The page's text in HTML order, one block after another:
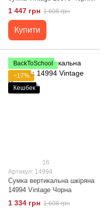
1 447 грн 1 608 грн
Купити
BackToSchool
−17%
Кешбек
16
Артикул: 14994
Сумка вертикальна шкіряна
14994 Vintage Чорна
1 334 грн 1 608 грн